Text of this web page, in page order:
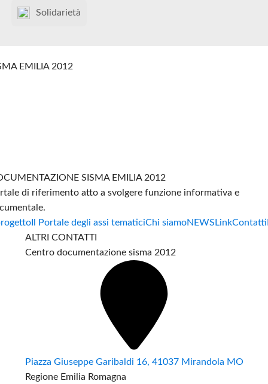
Solidarietà
EMILIA 2012
SISMA EMILIA 2012
di riferimento atto a svolgere funzione informativa e
Il Portale degli assi tematiciChi siamoNEWS LinkContatti
ALTRI CONTATTI
Centro documentazione sisma 2012
Piazza Giuseppe Garibaldi 16, 41037 Mirandola MO
Regione Emilia Romagna